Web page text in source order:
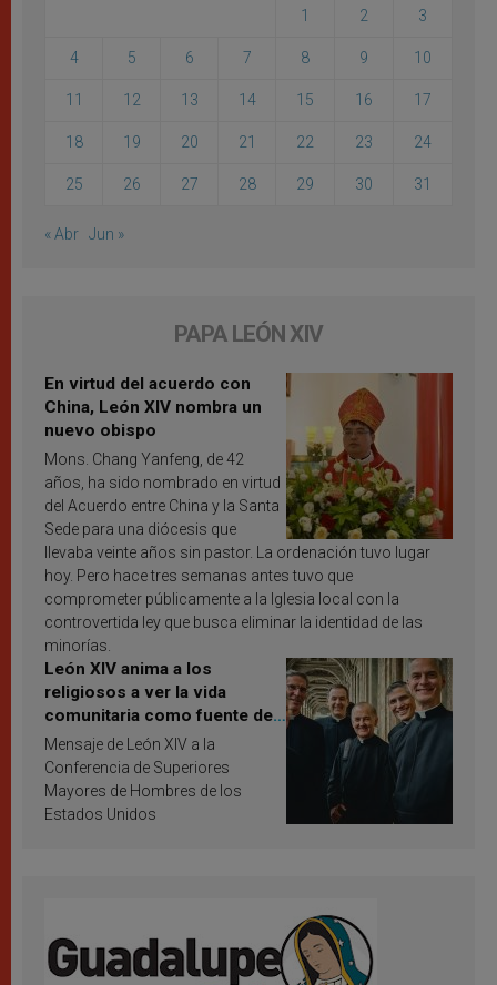
1 2 3
4 5 6 7 8 9 10
11 12 13 14 15 16 17
18 19 20 21 22 23 24
25 26 27 28 29 30 31
« Abr Jun »
PAPA LEÓN XIV
En virtud del acuerdo con
China, León XIV nombra un
nuevo obispo
Mons. Chang Yanfeng, de 42
años, ha sido nombrado en virtud
del Acuerdo entre China y la Santa
Sede para una diócesis que
llevaba veinte años sin pastor. La ordenación tuvo lugar
hoy. Pero hace tres semanas antes tuvo que
comprometer públicamente a la Iglesia local con la
controvertida ley que busca eliminar la identidad de las
minorías.
León XIV anima a los
religiosos a ver la vida
comunitaria como fuente de
inspiración y santificación
Mensaje de León XIV a la
Conferencia de Superiores
Mayores de Hombres de los
Estados Unidos